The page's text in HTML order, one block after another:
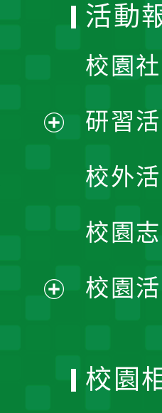
單
活動
校園
研習
校外
校園
校園
校園